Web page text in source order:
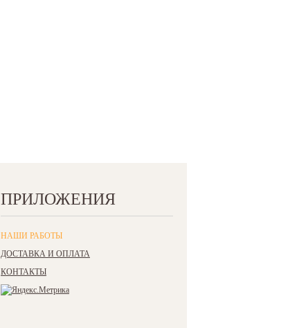
ПРИЛОЖЕНИЯ
НАШИ РАБОТЫ
ДОСТАВКА И ОПЛАТА
КОНТАКТЫ